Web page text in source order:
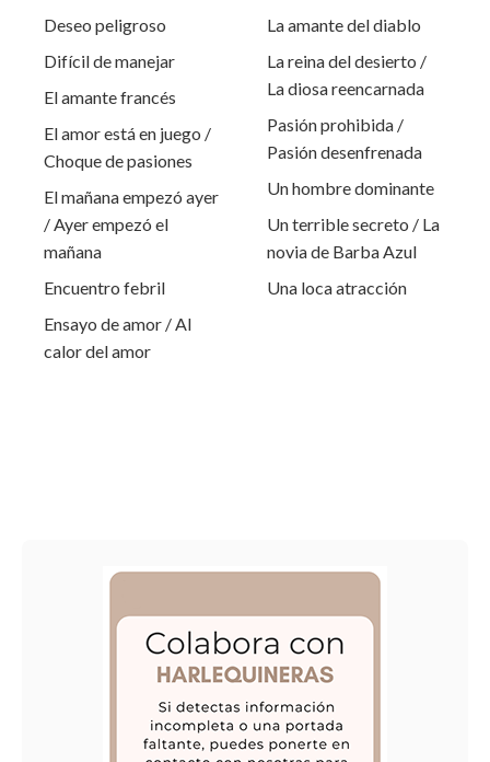
Deseo peligroso
Difícil de manejar
El amante francés
El amor está en juego /
Choque de pasiones
El mañana empezó ayer
/ Ayer empezó el
mañana
Encuentro febril
Ensayo de amor / Al
calor del amor
La amante del diablo
La reina del desierto /
La diosa reencarnada
Pasión prohibida /
Pasión desenfrenada
Un hombre dominante
Un terrible secreto / La
novia de Barba Azul
Una loca atracción